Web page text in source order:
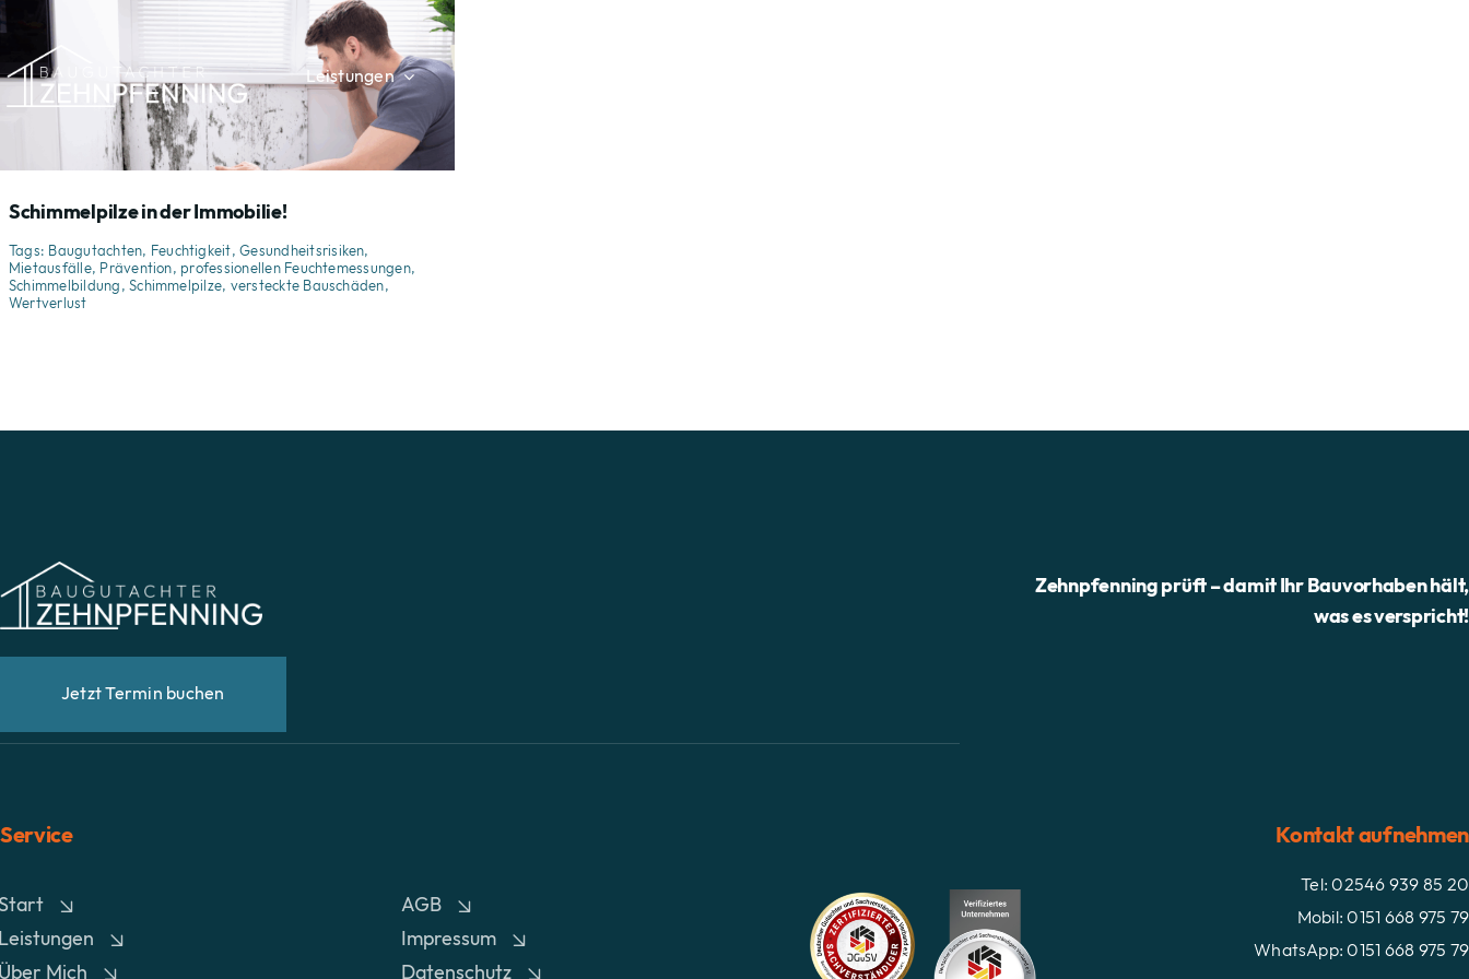
Skip
content
Leistungen
Schimmelpilze in der Immobilie!
Tags: Baugutachten, Feuchtigkeit,Gesundheitsrisiken,
Mietausfälle, Prävention, professionellen Feuchtemessungen,
Schimmelbildung,Schimmelpilze, versteckte Bauschäden,
Wertverlust
Jetzt Termin buchen
Zehnpfenning prüft – damit Ihr Bauvorhaben hält,
was es verspricht!
Service
Mich
AGB
Impressum
Datenschutz
Kontakt aufnehmen
Tel: 02546 939 85 20
Mobil: 0151 668 975 79
WhatsApp: 0151 668 975 79